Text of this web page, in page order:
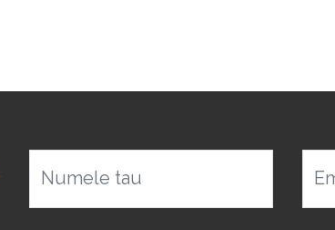
Numele tau